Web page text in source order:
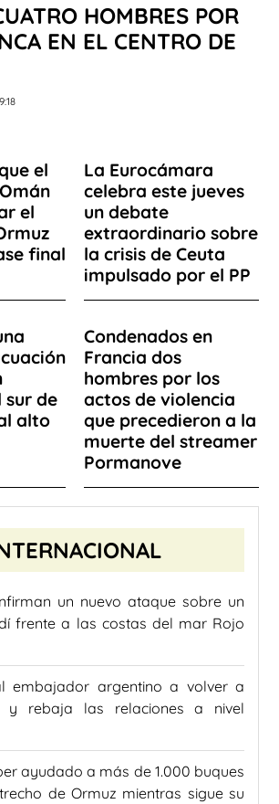
HOMBRES POR
EN EL CENTRO DE
el
el
final
La Eurocámara
celebra este jueves
un debate
extraordinario sobre
la crisis de Ceuta
impulsado por el PP
sur de
alto
Condenados en
Francia dos
hombres por los
actos de violencia
que precedieron a la
muerte del streamer
Pormanove
un nuevo ataque sobre un
frente a las costas del mar Rojo
embajador argentino a volver a
y rebaja las relaciones a nivel
ayudado a más de 1.000 buques
de Ormuz mientras sigue su